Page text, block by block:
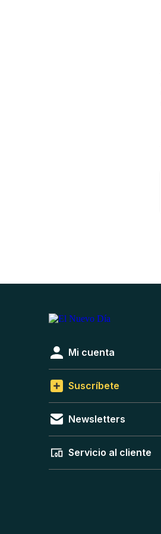
Mi cuenta
Suscríbete
Newsletters
Servicio al cliente